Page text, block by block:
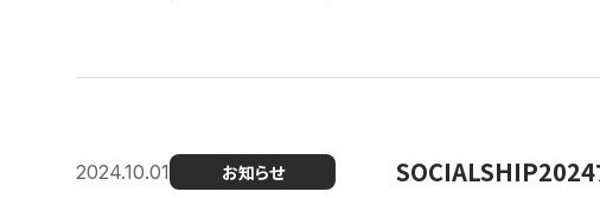
2024.10.01 お知らせ SOCIALSHIP2024